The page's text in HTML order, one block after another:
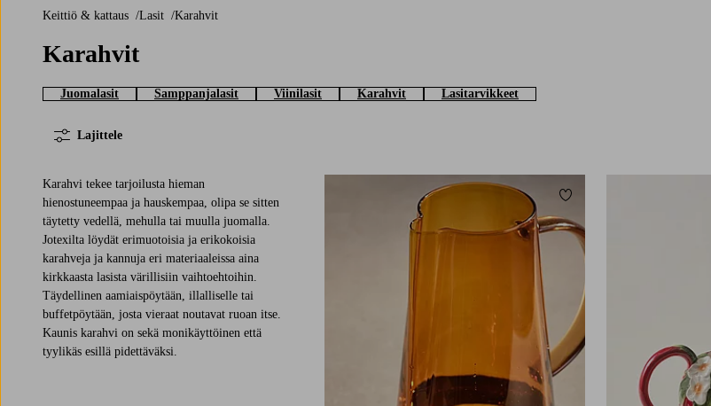
Keittiö & kattaus Lasit Karahvit
Karahvit
Juomalasit Samppanjalasit Viinilasit Karahvit Lasitarvikkeet
Lajittele
Karahvi tekee tarjoilusta hieman
hienostuneempaa ja hauskempaa, olipa se sitten
täytetty vedellä, mehulla tai muulla juomalla.
Jotexilta löydät erimuotoisia ja erikokoisia
karahveja ja kannuja eri materiaaleissa aina
kirkkaasta lasista värillisiin vaihtoehtoihin.
Täydellinen aamiaispöytään, illalliselle tai
buffetpöytään, josta vieraat noutavat ruoan itse.
Kaunis karahvi on sekä monikäyttöinen että
tyylikäs esillä pidettäväksi.
Lisää suosikkeihin